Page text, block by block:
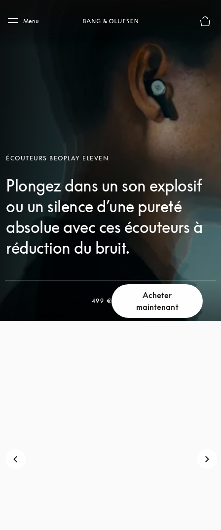
Skip to main footer
Menu
ÉCOUTEURS BEOPLAY ELEVEN
Plongez dans un son explosif
ou un silence d’une pureté
absolue avec ces écouteurs à
réduction du bruit.
499 €
Acheter
maintenant